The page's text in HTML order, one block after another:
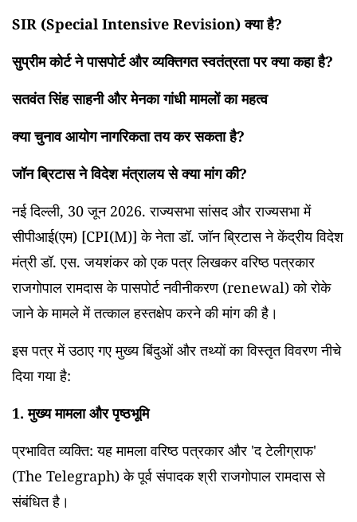
SIR (Special Intensive Revision) क्या है?
सुप्रीम कोर्ट ने पासपोर्ट और व्यक्तिगत स्वतंत्रता पर क्या कहा है?
सतवंत सिंह साहनी और मेनका गांधी मामलों का महत्व
क्या चुनाव आयोग नागरिकता तय कर सकता है?
जॉन ब्रिटास ने विदेश मंत्रालय से क्या मांग की?
नई दिल्ली, 30 जून 2026. राज्यसभा सांसद और राज्यसभा में
सीपीआई(एम) [CPI(M)] के नेता डॉ. जॉन ब्रिटास ने केंद्रीय विदेश
मंत्री डॉ. एस. जयशंकर को एक पत्र लिखकर वरिष्ठ पत्रकार
राजगोपाल रामदास के पासपोर्ट नवीनीकरण (renewal) को रोके
जाने के मामले में तत्काल हस्तक्षेप करने की मांग की है।
इस पत्र में उठाए गए मुख्य बिंदुओं और तथ्यों का विस्तृत विवरण नीचे
दिया गया है:
1. मुख्य मामला और पृष्ठभूमि
प्रभावित व्यक्ति: यह मामला वरिष्ठ पत्रकार और 'द टेलीग्राफ'
(The Telegraph) के पूर्व संपादक श्री राजगोपाल रामदास से
संबंधित है।